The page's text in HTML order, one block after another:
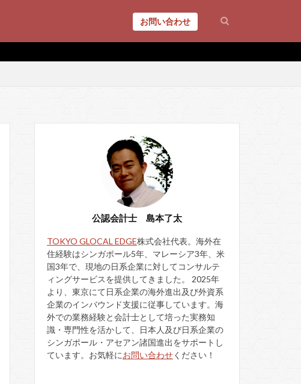
お問い合わせ
公認会計士 島本了太
TOKYO GLOCAL EDGE株式会社代表。海外在
住経験はシンガポール5年、マレーシア3年、米
国3年で、現地の日系企業に対してコンサルテ
ィングサービスを提供してきました。 2025年
より、東京にて日系企業の海外進出及び外資系
企業のインバウンド支援に従事しています。海
外での業務経験と会計士として培った実務知
識・専門性を活かして、日本人及び日系企業の
シンガポール・アセアン諸国進出をサポートし
ています。お気軽にお問い合わせください！